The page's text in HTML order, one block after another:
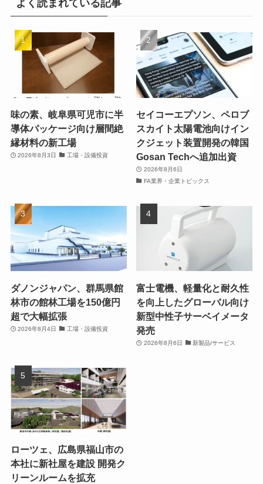
よく読まれている記事
味の素、岐阜県可児市に半
導体パッケージ向け層間絶
縁材料の新工場
2026年8月3日 工場・設備投資
セイコーエプソン、ペロブ
スカイト太陽電池向けイン
クジェット装置開発の韓国
Gosan Techへ追加出資
2026年8月6日
FA業界・企業トピックス
ダノンジャパン、群馬県館
林市の館林工場を150億円
超で大幅拡張
2026年8月4日 工場・設備投資
富士電機、軽量化と耐久性
を向上したグローバル向け
新型中性子サーベイメータ
発売
2026年8月6日 新製品/サービス
ローツェ、広島県福山市の
本社に新社屋を建設 開発ク
リーンルームを拡充